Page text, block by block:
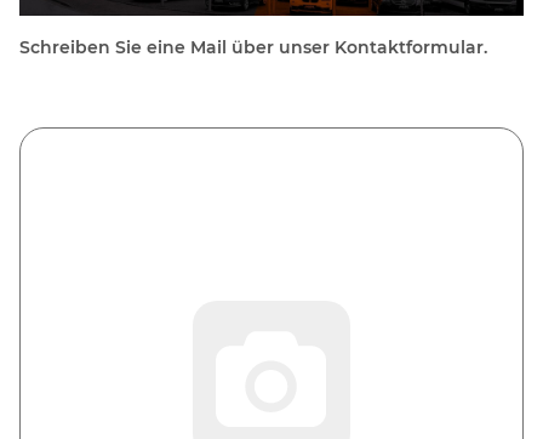
Schreiben Sie eine Mail über unser Kontaktformular.